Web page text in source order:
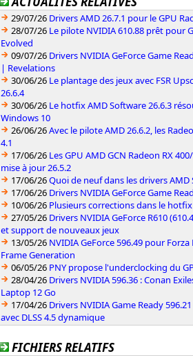
29/07/26 Drivers AMD 26.7.1 pour le GPU
28/07/26 Le pilote NVIDIA 610.88 prêt pour
Evolved
09/07/26 Drivers NVIDIA GeForce Game
| Revelations
30/06/26 Le plantage des jeux avec FSR
26.6.4
30/06/26 Le hotfix AMD Software 26.6.3
Windows 10
26/06/26Avec le pilote AMD 26.6.2, les
4.1
17/06/26 Les GPU AMD GCN Radeon RX
mise à jour 26.5.2
17/06/26Quoi de neuf dans les drivers AMD
17/06/26 Drivers NVIDIA GeForce Game
10/06/26 Plusieurs corrections dans le hotfix
27/05/26 Drivers NVIDIA GeForce R610
et support de nouveaux jeux
13/05/26 NVIDIA GeForce 596.49 pour
Frame Generation
06/05/26 PNY propose l'underclocking du
28/04/26 Drivers NVIDIA 596.36 : Conan
Laptop 12 Go
17/04/26 Drivers NVIDIA Game Ready
avec DLSS 4.5 dynamique
FICHIERS RELATIFS